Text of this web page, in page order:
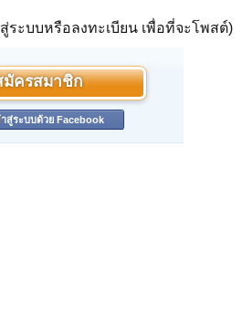
ระบบหรือลงทะเบียน เพื่อที่จะโพสต์)
มัครสมาชิก
าสู่ระบบด้วย Facebook